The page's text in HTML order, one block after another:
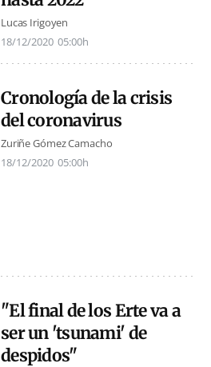
Lucas Irigoyen
18/12/2020 05:00h
Cronología de la crisis
del coronavirus
Zuriñe Gómez Camacho
18/12/2020 05:00h
"El final de los Erte va a
ser un 'tsunami' de
despidos"